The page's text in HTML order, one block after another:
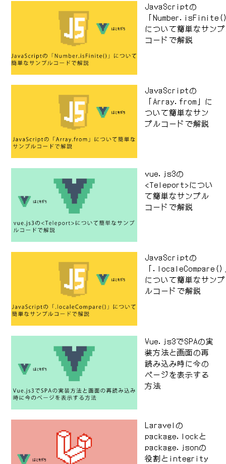
JavaScriptの
「
について簡単なサン
コードで解説
JavaScriptの
「Array.from」に
ついて簡単なサン
プルコードで解説
vue.js3の
<Teleport>につい
て簡単なサンプル
コードで解説
JavaScriptの
「.localeCompare()
について簡単なサンプ
ルコードで解説
Vue.js3でSPAの実
装方法と画面の再
読み込み時に今の
ページを表示する
方法
Laravelの
package.lockと
package.jsonの
役割とintegrity